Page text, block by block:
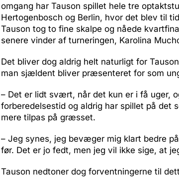
omgang har Tauson spillet hele tre
Hertogenbosch og Berlin, hvor det blev til
Tauson tog to fine skalpe og nåede
senere vinder af turneringen, Karolina
Det bliver dog aldrig helt naturligt for
man sjældent bliver præsenteret for som
– Det er lidt svært, når det kun er i få uger,
forberedelsestid og aldrig har spillet på det
mere tilpas på græsset.
– Jeg synes, jeg bevæger mig klart bedre
før. Det er jo fedt, men jeg vil ikke sige, at
Tauson nedtoner dog forventningerne til